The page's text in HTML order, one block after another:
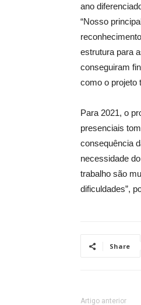
ano
“Nosso
estrutura para
conseguiram
como o projeto
Para 2021, o
presenciais
consequência
necessidade
trabalho são
dificuldades”,
Share
Artigo anterior